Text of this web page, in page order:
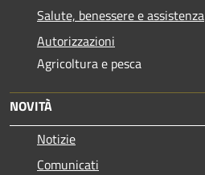
Salute, benessere e assistenza
Autorizzazioni
Agricoltura e pesca
NOVITÀ
Notizie
Comunicati